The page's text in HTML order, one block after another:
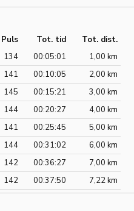
Puls Tot. tid
Tot. dist.
134 00:05:01
1,00 km
141 00:10:05
2,00 km
145 00:15:21
3,00 km
144 00:20:27
4,00 km
141 00:25:45
5,00 km
144 00:31:02
6,00 km
142 00:36:27
7,00 km
142 00:37:50 7,22 km